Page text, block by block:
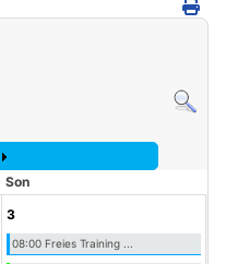
Son
3
08:00 Freies Training ...